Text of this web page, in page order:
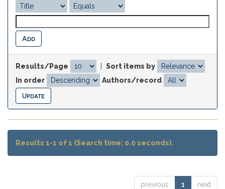
Results/Page
Sort items by
In order
Authors/record
Results 1-1 of 1 (Search time: 0.0 seconds).
previous 1 next